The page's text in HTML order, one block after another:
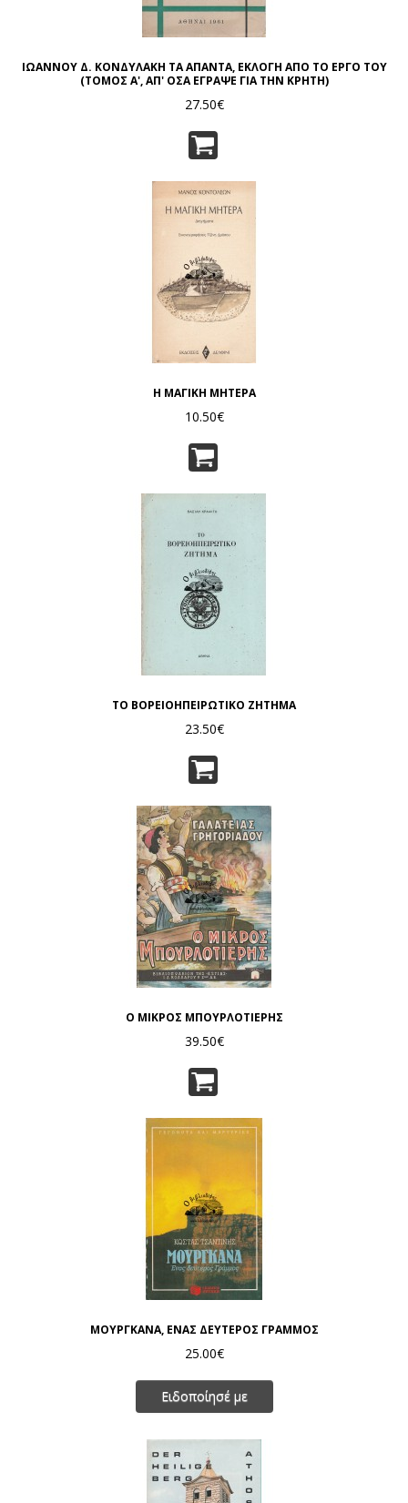
ΙΩΑΝΝΟΥ Δ. ΚΟΝΔΥΛΑΚΗ ΤΑ ΑΠΑΝΤΑ, ΕΚΛΟΓΗ ΑΠΟ ΤΟ ΕΡΓΟ ΤΟΥ
(ΤΟΜΟΣ Α', ΑΠ' ΟΣΑ ΕΓΡΑΨΕ ΓΙΑ ΤΗΝ ΚΡΗΤΗ)
27.50€
Η ΜΑΓΙΚΗ ΜΗΤΕΡΑ
10.50€
ΤΟ ΒΟΡΕΙΟΗΠΕΙΡΩΤΙΚΟ ΖΗΤΗΜΑ
23.50€
Ο ΜΙΚΡΟΣ ΜΠΟΥΡΛΟΤΙΕΡΗΣ
39.50€
ΜΟΥΡΓΚΑΝΑ, ΕΝΑΣ ΔΕΥΤΕΡΟΣ ΓΡΑΜΜΟΣ
25.00€
Ειδοποίησέ με